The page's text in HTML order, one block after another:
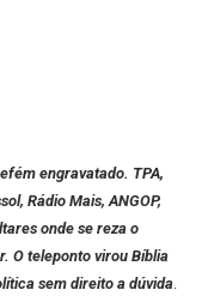
engravatado. TPA,
Rádio Mais, ANGOP,
onde se reza o
O teleponto virou Bíblia
sem direito a dúvida.